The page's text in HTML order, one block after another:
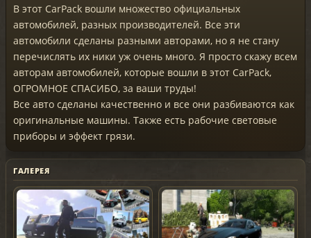
В этот CarPack вошли множество официальных
автомобилей, разных производителей. Все эти
автомобили сделаны разными авторами, но я не стану
перечислять их ники уж очень много. Я просто скажу всем
авторам автомобилей, которые вошли в этот CarPack,
ОГРОМНОЕ СПАСИБО, за ваши труды!
Все авто сделаны качественно и все они разбиваются как
оригинальные машины. Также есть рабочие световые
приборы и эффект грязи.
ГАЛЕРЕЯ